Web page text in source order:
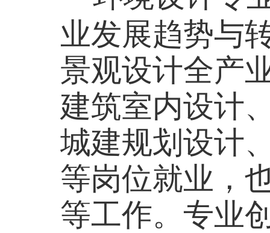
业发展趋势与
景观设计全产
建筑室内设计
城建规划设计
等岗位就业，
等工作。专业